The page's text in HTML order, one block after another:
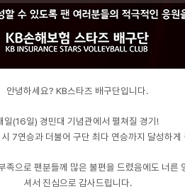
안녕하세요? KB스타즈 배구단입니다.
일(16일) 경민대 기념관에서 펼쳐질 경기!
7연승과 더불어 구단 최다 연승까지 달성하게
으로 팬분들께 많은 불편을 드렸음에도 너른
셔서 진심으로 감사드립니다.